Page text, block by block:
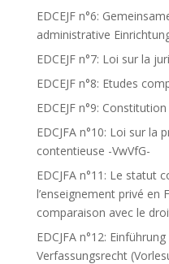
EDCEJF n°6:
administrative
EDCEJF n°7: Loi sur la
EDCEJF n°8: Etudes
EDCEJF n°9:
EDCJFA n°10: Loi sur la
contentieuse -VwVfG-
EDCJFA n°11: Le statut
l’enseignement privé en
comparaison avec le
EDCJFA n°12:
Verfassungsrecht